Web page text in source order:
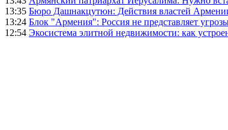
13:35 Бюро Дашнакцутюн: Действия властей
13:24 Блок "Армения": Россия не представляет
12:54 Экосистема элитной недвижимости: как